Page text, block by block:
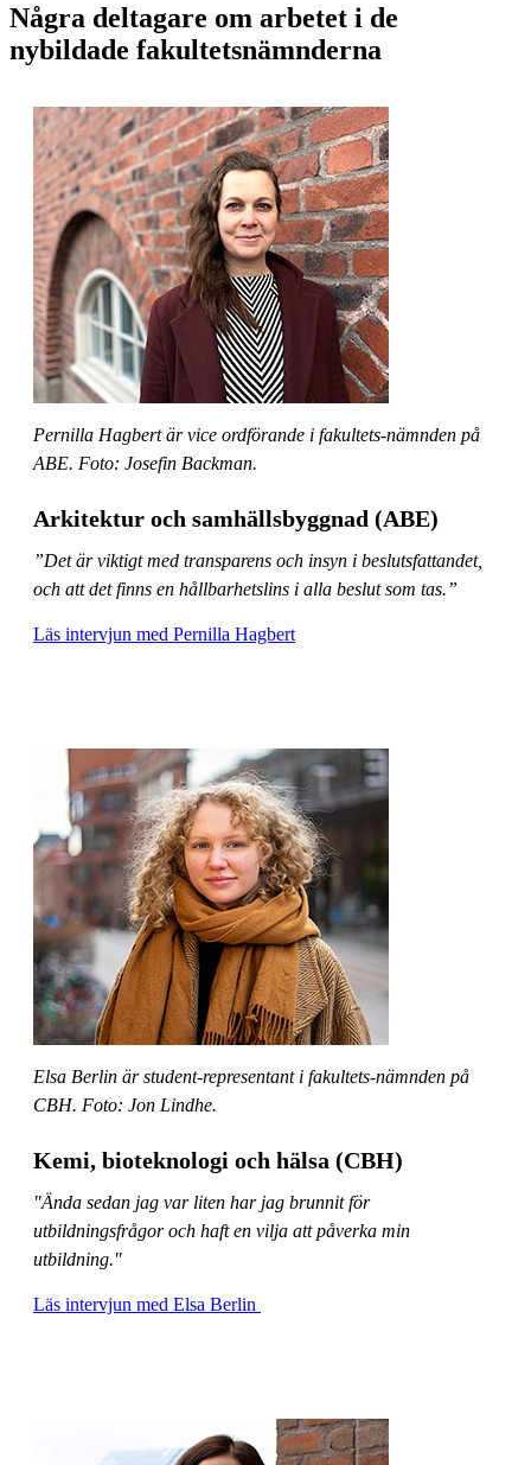
Några deltagare om arbetet i de
nybildade fakultetsnämnderna
Pernilla Hagbert är vice ordförande i fakultets-nämnden på
ABE. Foto: Josefin Backman.
Arkitektur och samhällsbyggnad (ABE)
”Det är viktigt med transparens och insyn i beslutsfattandet,
och att det finns en hållbarhetslins i alla beslut som tas.”
Läs intervjun med Pernilla Hagbert
Elsa Berlin är student-representant i fakultets-nämnden på
CBH. Foto: Jon Lindhe.
Kemi, bioteknologi och hälsa (CBH)
"Ända sedan jag var liten har jag brunnit för
utbildningsfrågor och haft en vilja att påverka min
utbildning."
Läs intervjun med Elsa Berlin